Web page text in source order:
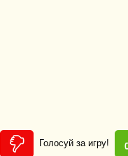
Голосуй за игру!